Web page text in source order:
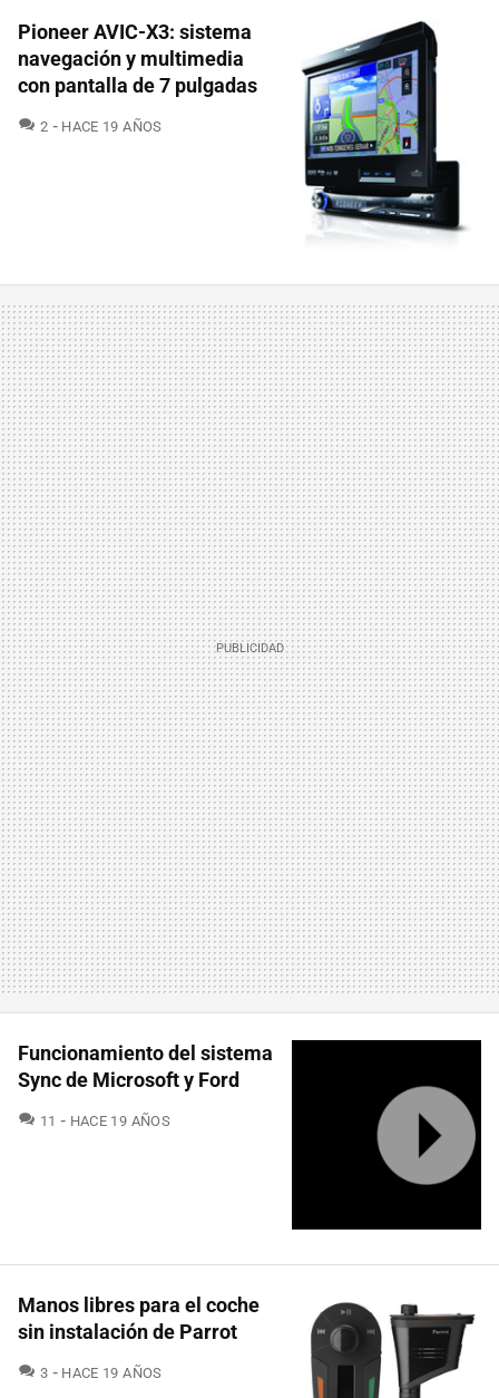
Pioneer AVIC-X3: sistema
navegación y multimedia
con pantalla de 7 pulgadas
2 COMENTARIOS
HACE 19 AÑOS
Funcionamiento del sistema
Sync de Microsoft y Ford
11 COMENTARIOS
HACE 19 AÑOS
Manos libres para el coche
sin instalación de Parrot
3 COMENTARIOS
HACE 19 AÑOS